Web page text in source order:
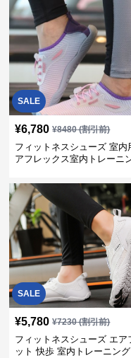
SALE
¥6,780 ¥8480(割引前)
フィットネスシューズ 室内
アフレックス室内トレーニ
SALE
¥5,780 ¥7230(割引前)
フィットネスシューズ エア
ット 快歩 室内トレーニン